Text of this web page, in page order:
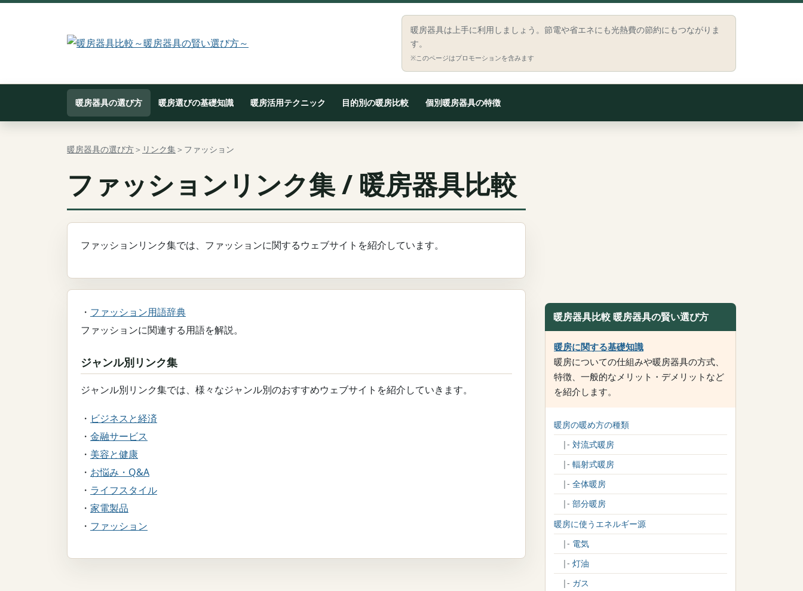
暖房器具は上手に利用しましょう。節電や省エネにも光熱費の節約にもつながりま
す。
※このページはプロモーションを含みます
暖房器具の選び方 暖房選びの基礎知識 暖房活用テクニック 目的別の暖房比較 個別暖房器具の特徴
暖房器具の選び方＞ リンク集＞ファッション
ファッションリンク集 / 暖房器具比較
ファッションリンク集では、ファッションに関するウェブサイトを紹介しています。
・ ファッション用語辞典
ファッションに関連する用語を解説。
ジャンル別リンク集
ジャンル別リンク集では、様々なジャンル別のおすすめウェブサイトを紹介していきます。
・ ビジネスと経済
・ 金融サービス
・ 美容と健康
・ お悩み・Q&A
・ ライフスタイル
・ 家電製品
・ ファッション
暖房器具比較 暖房器具の賢い選び方
暖房に関する基礎知識
暖房についての仕組みや暖房器具の方式、
特徴、一般的なメリット・デメリットなど
を紹介します。
暖房の暖め方の種類
|- 対流式暖房
|- 輻射式暖房
|- 全体暖房
|- 部分暖房
暖房に使うエネルギー源
|- 電気
|- 灯油
|- ガス